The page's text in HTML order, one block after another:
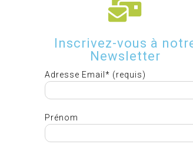
Inscrivez-vous à
Newsletter
Adresse Email* (requis)
Prénom